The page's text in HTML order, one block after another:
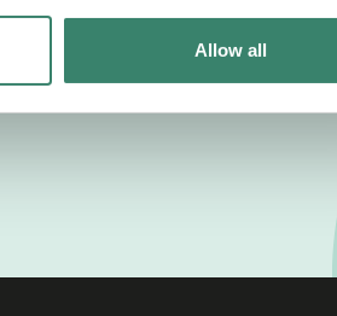
Allow all